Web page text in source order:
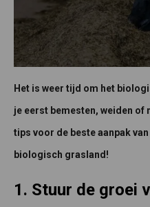
Het is weer tijd om het
je eerst bemesten, weiden
tips voor de beste aanpak
biologisch grasland!
1. Stuur de groei